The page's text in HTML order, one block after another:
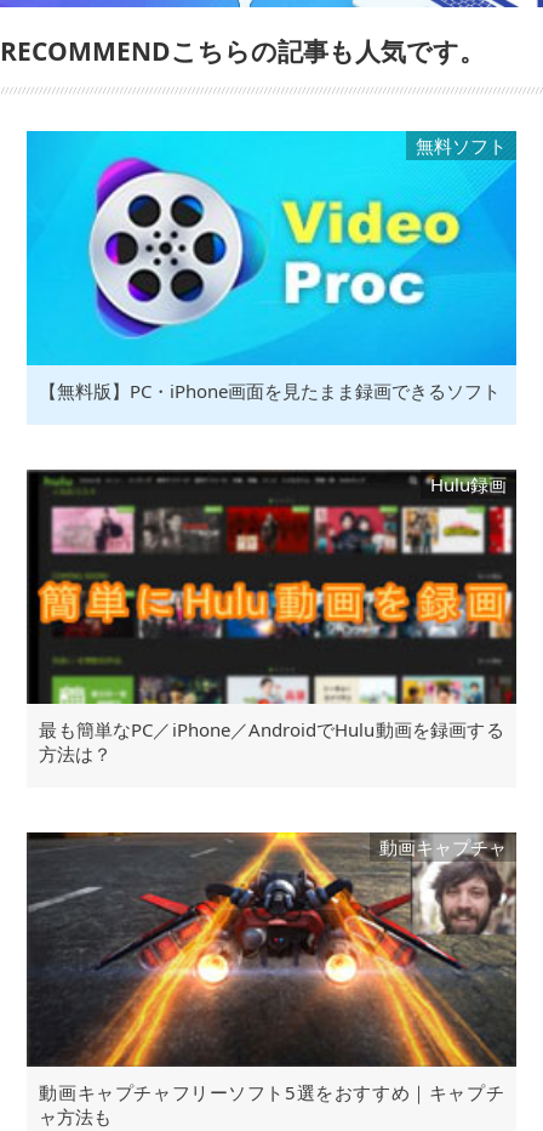
RECOMMENDこちらの記事も人気です。
無料ソフト
【無料版】PC・iPhone画面を見たまま録画できるソフト
Hulu録画
最も簡単なPC／iPhone／AndroidでHulu動画を録画する
方法は？
動画キャプチャ
動画キャプチャフリーソフト5選をおすすめ｜キャプチ
ャ方法も